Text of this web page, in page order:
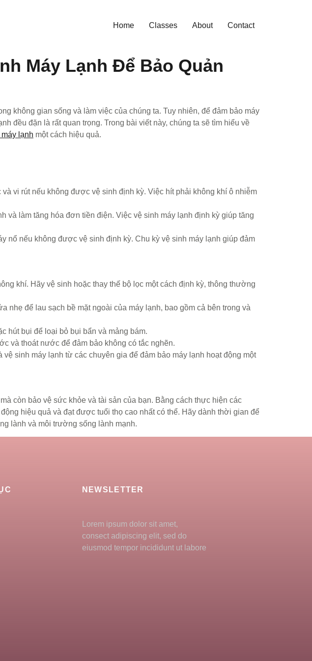
Home Classes About Contact
Máy Lạnh Để Bảo Quản
không gian sống và làm việc của chúng ta. Tuy nhiên, để đảm bảo máy
đều đặn là rất quan trọng. Trong bài viết này, chúng ta sẽ tìm hiểu về
lạnh một cách hiệu quả.
vi rút nếu không được vệ sinh định kỳ. Việc hít phải không khí ô nhiễm
và làm tăng hóa đơn tiền điện. Việc vệ sinh máy lạnh định kỳ giúp tăng
nổ nếu không được vệ sinh định kỳ. Chu kỳ vệ sinh máy lạnh giúp đảm
khí. Hãy vệ sinh hoặc thay thế bộ lọc một cách định kỳ, thông thường
để lau sạch bề mặt ngoài của máy lạnh, bao gồm cả bên trong và
hút bụi để loại bỏ bụi bẩn và mảng bám.
và thoát nước để đảm bảo không có tắc nghẽn.
sinh máy lạnh từ các chuyên gia để đảm bảo máy lạnh hoạt động một
còn bảo vệ sức khỏe và tài sản của bạn. Bằng cách thực hiện các
hiệu quả và đạt được tuổi thọ cao nhất có thể. Hãy dành thời gian để
lành và môi trường sống lành mạnh.
NEWSLETTER
Lorem ipsum dolor sit amet,
consect adipiscing elit, sed do
eiusmod tempor incididunt ut labore